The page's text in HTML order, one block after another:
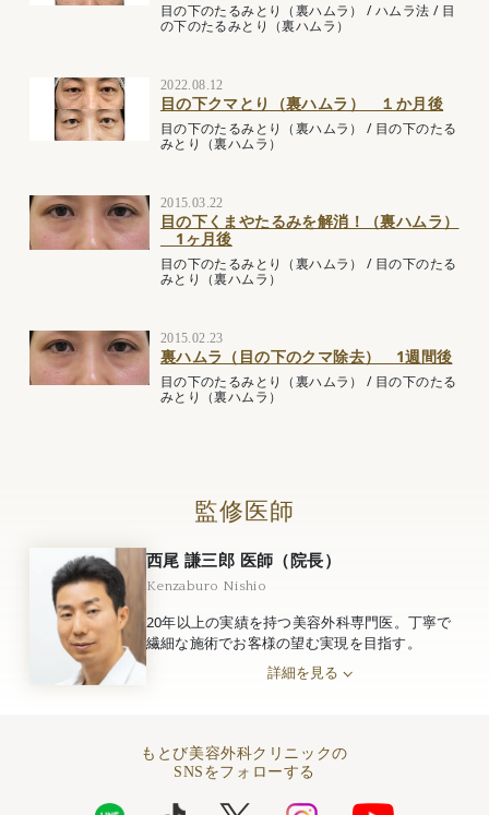
目の下のたるみとり（裏ハムラ） /ハムラ法 / 目
の下のたるみとり（裏ハムラ）
2022.08.12
目の下クマとり（裏ハムラ） １か月後
目の下のたるみとり（裏ハムラ） / 目の下のたる
みとり（裏ハムラ）
2015.03.22
目の下くまやたるみを解消！（裏ハムラ）
1ヶ月後
目の下のたるみとり（裏ハムラ） / 目の下のたる
みとり（裏ハムラ）
2015.02.23
裏ハムラ（目の下のクマ除去） 1週間後
目の下のたるみとり（裏ハムラ） / 目の下のたる
みとり（裏ハムラ）
監修医師
西尾 謙三郎 医師（院長）
Kenzaburo Nishio
20年以上の実績を持つ美容外科専門医。丁寧で
繊細な施術でお客様の望む実現を目指す。
詳細を見る
もとび美容外科クリニックの
SNSをフォローする